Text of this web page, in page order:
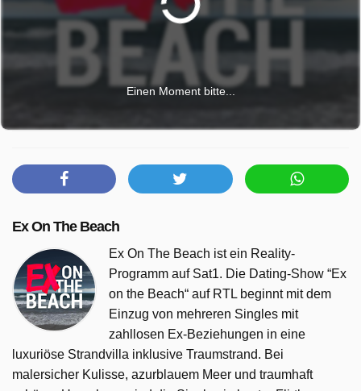
Einen Moment bitte...
Ex On The Beach
Ex On The Beach ist ein Reality-
Programm auf Sat1. Die Dating-Show “Ex
on the Beach“ auf RTL beginnt mit dem
Einzug von mehreren Singles mit
zahllosen Ex-Beziehungen in eine
luxuriöse Strandvilla inklusive Traumstrand. Bei
malersicher Kulisse, azurblauem Meer und traumhaft